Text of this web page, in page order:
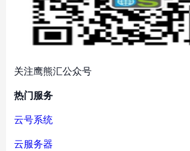
关注鹰熊汇公众号
热门服务
云号系统
云服务器